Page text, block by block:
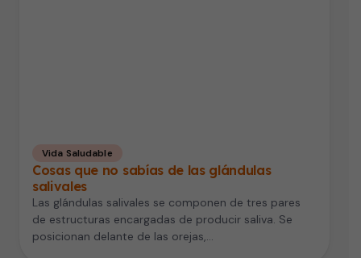
Vida Saludable
Cosas que no sabías de las glándulas
salivales
Las glándulas salivales se componen de tres pares
de estructuras encargadas de producir saliva. Se
posicionan delante de las orejas,…